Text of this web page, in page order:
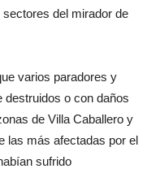
del mirador de
varios paradores y
destruidos o con daños
de Villa Caballero y
las más afectadas por el
sufrido